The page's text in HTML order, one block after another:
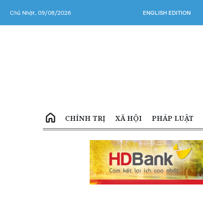
Chủ Nhật, 09/08/2026 ENGLISH EDITION
CHÍNH TRỊ XÃ HỘI PHÁP LUẬT